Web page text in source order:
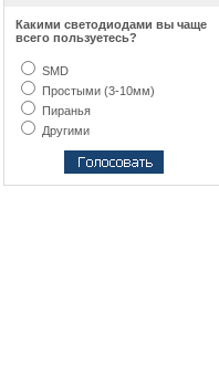
Какими светодиодами вы чаще
всего пользуетесь?
SMD
Простыми (3-10мм)
Пиранья
Другими